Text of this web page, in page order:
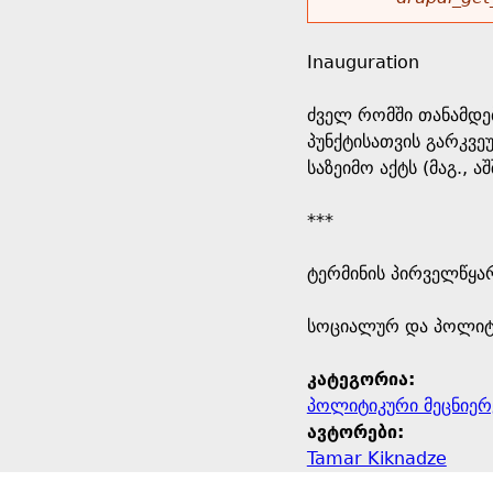
r
s
e
h
e
r
e
o
r
m
s
s
a
g
Inauguration
ძველ რომში
პუნქტისათვის
საზეიმო აქტს (მაგ.,
***
ტერმინის
​სოციალურ და
კატეგორია:
პოლიტიკური
ავტორები:
Tamar Kiknadze